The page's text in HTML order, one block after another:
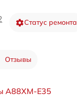
Статус ремонта
Отзывы
A88XM-E35